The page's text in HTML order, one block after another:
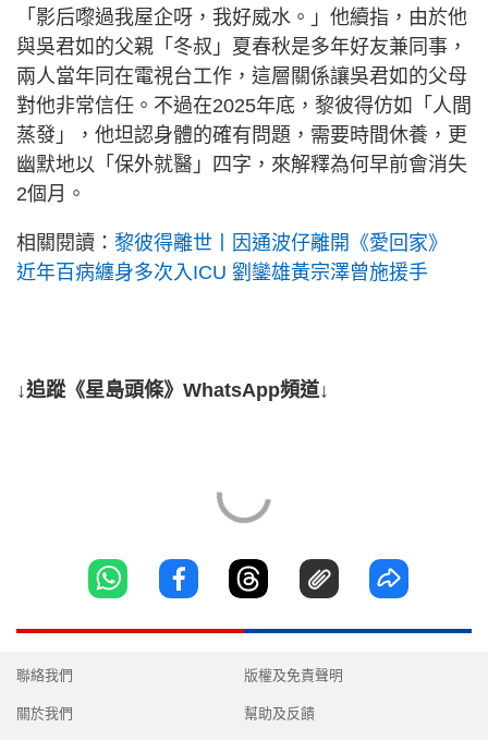
「影后嚟過我屋企呀，我好威水。」他續指，由於他
與吳君如的父親「冬叔」夏春秋是多年好友兼同事，
兩人當年同在電視台工作，這層關係讓吳君如的父母
對他非常信任。不過在2025年底，黎彼得仿如「人間
蒸發」，他坦認身體的確有問題，需要時間休養，更
幽默地以「保外就醫」四字，來解釋為何早前會消失
2個月。
相關閱讀： 黎彼得離世丨因通波仔離開《愛回家》
近年百病纏身多次入ICU 劉鑾雄黃宗澤曾施援手
↓追蹤《星島頭條》WhatsApp頻道↓
聯絡我們
關於我們
版權及免責聲明
幫助及反饋